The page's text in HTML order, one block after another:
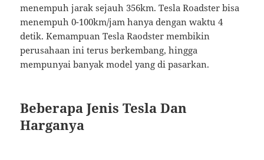
menempuh jarak sejauh 356km. Tesla Roadster bisa
menempuh 0-100km/jam hanya dengan waktu 4
detik. Kemampuan Tesla Raodster membikin
perusahaan ini terus berkembang, hingga
mempunyai banyak model yang di pasarkan.
Beberapa Jenis Tesla Dan
Harganya